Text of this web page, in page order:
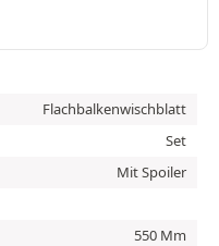
Flachbalkenwischblatt
Set
Mit Spoiler
550 Mm